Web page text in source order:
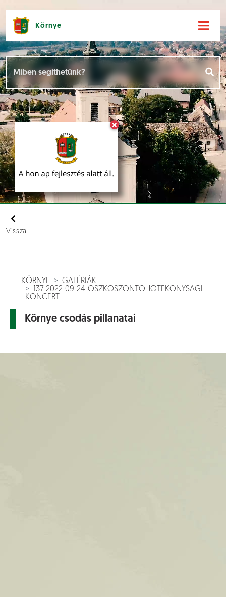
×
Környe
Vissza
KÖRNYE
GALÉRIÁK
137-2022-09-24-OSZKOSZONTO-JOTEKONYSAGI-
KONCERT
Környe csodás pillanatai
Hírek [
Események []
Dokumentumok []
Aloldalak [ ]